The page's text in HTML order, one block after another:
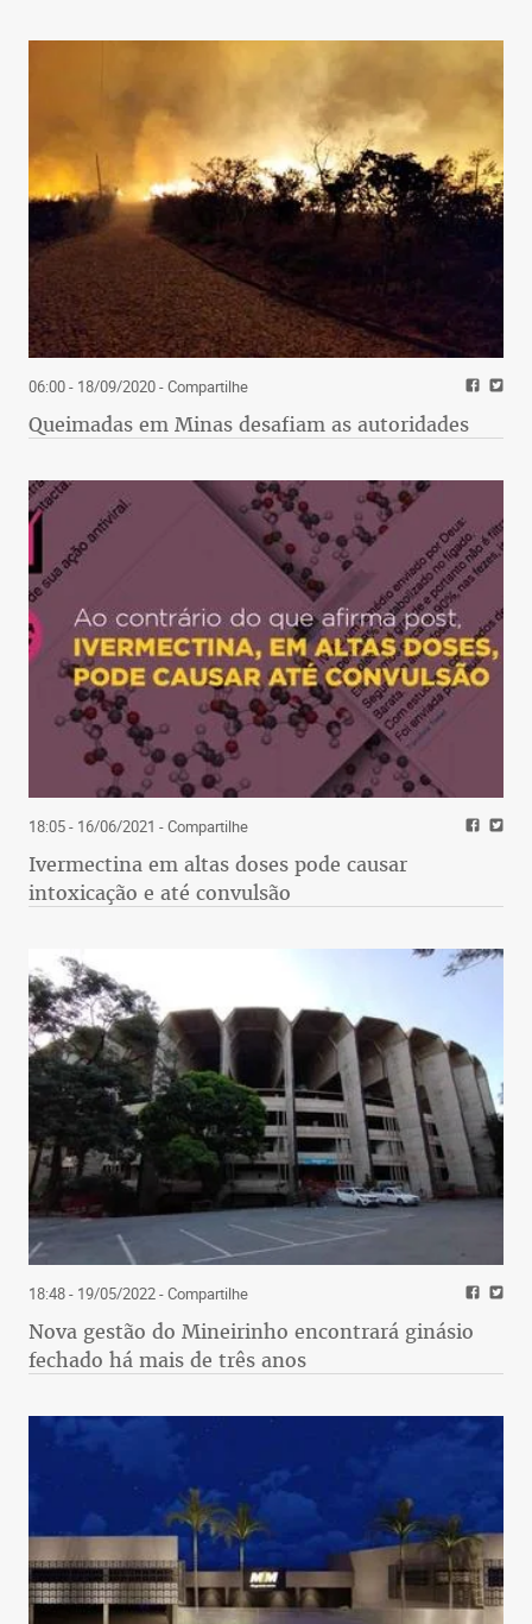
06:00 - 18/09/2020- Compartilhe
Queimadas em Minas desafiam as autoridades
18:05 - 16/06/2021 - Compartilhe
Ivermectina em altas doses pode causar
intoxicação e até convulsão
18:48 - 19/05/2022- Compartilhe
Nova gestão do Mineirinho encontrará ginásio
fechado há mais de três anos